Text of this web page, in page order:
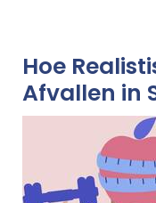
Hoe
Afvallen in